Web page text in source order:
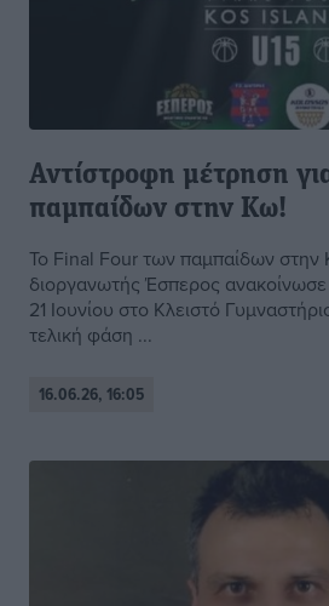
Αντίστροφη μέτρηση
παμπαίδων στην Κω!
Το Final Four των παμπαίδων στην
διοργανωτής Έσπερος ανακοίνωσε
21 Ιουνίου στο Κλειστό
τελική φάση ...
16.06.26, 16:05